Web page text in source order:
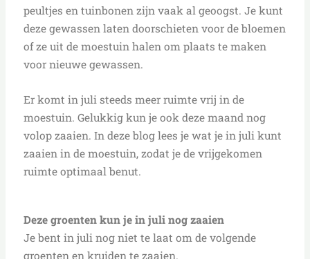
peultjes en tuinbonen zijn vaak al geoogst. Je kunt
deze gewassen laten doorschieten voor de bloemen
of ze uit de moestuin halen om plaats te maken
voor nieuwe gewassen.
Er komt in juli steeds meer ruimte vrij in de
moestuin. Gelukkig kun je ook deze maand nog
volop zaaien. In deze blog lees je wat je in juli kunt
zaaien in de moestuin, zodat je de vrijgekomen
ruimte optimaal benut.
Deze groenten kun je in juli nog zaaien
Je bent in juli nog niet te laat om de volgende
groenten en kruiden te zaaien.